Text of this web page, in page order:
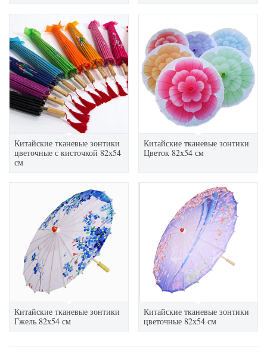
Китайские тканевые зонтики
цветочные с кисточкой 82х54
см
Китайские тканевые зонтики
Цветок 82х54 см
Китайские тканевые зонтики
Гжель 82х54 см
Китайские тканевые зонтики
цветочные 82х54 см